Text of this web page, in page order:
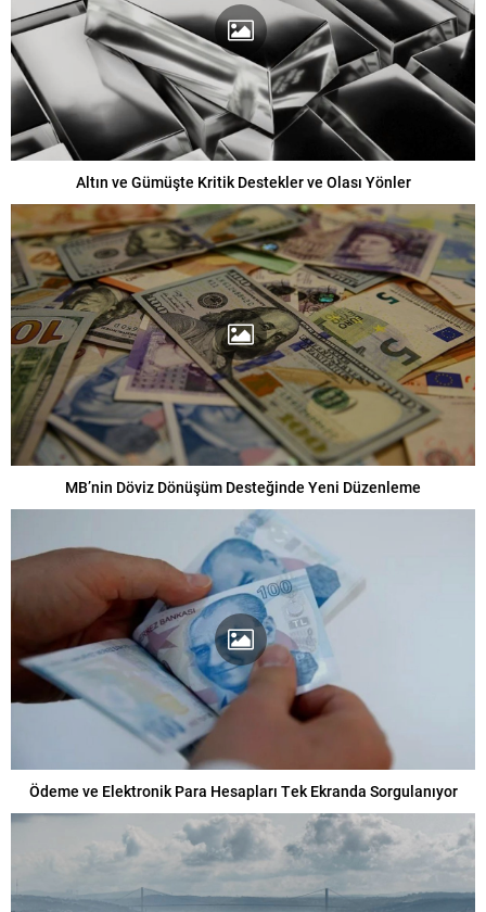
Altın ve Gümüşte Kritik Destekler ve Olası Yönler
MB’nin Döviz Dönüşüm Desteğinde Yeni Düzenleme
Ödeme ve Elektronik Para Hesapları Tek Ekranda Sorgulanıyor